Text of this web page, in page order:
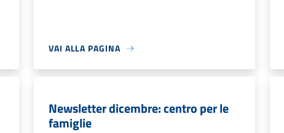
VAI ALLA PAGINA
Newsletter dicembre: centro per le
famiglie